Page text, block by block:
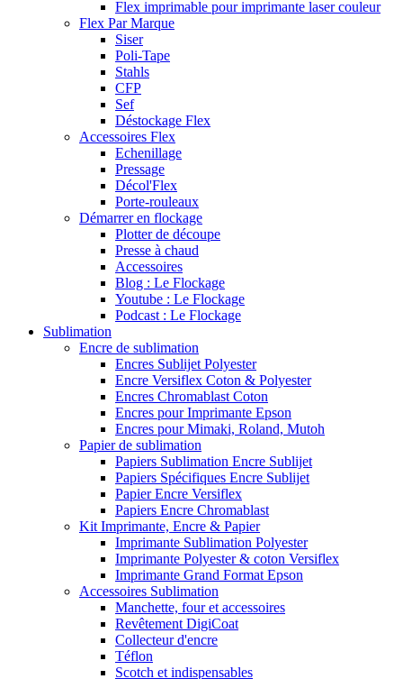
Flex imprimable pour imprimante laser couleur
Flex Par Marque
Siser
Poli-Tape
Stahls
CFP
Sef
Déstockage Flex
Accessoires Flex
Echenillage
Pressage
Décol'Flex
Porte-rouleaux
Démarrer en flockage
Plotter de découpe
Presse à chaud
Accessoires
Blog : Le Flockage
Youtube : Le Flockage
Podcast : Le Flockage
Sublimation
Encre de sublimation
Encres Sublijet Polyester
Encre Versiflex Coton & Polyester
Encres Chromablast Coton
Encres pour Imprimante Epson
Encres pour Mimaki, Roland, Mutoh
Papier de sublimation
Papiers Sublimation Encre Sublijet
Papiers Spécifiques Encre Sublijet
Papier Encre Versiflex
Papiers Encre Chromablast
Kit Imprimante, Encre & Papier
Imprimante Sublimation Polyester
Imprimante Polyester & coton Versiflex
Imprimante Grand Format Epson
Accessoires Sublimation
Manchette, four et accessoires
Revêtement DigiCoat
Collecteur d'encre
Téflon
Scotch et indispensables